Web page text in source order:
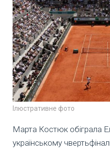
Ілюстративне фото
Марта Костюк обіграла
українському